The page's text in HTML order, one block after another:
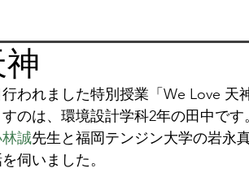
われました特別授業「We Love 天
のは、環境設計学科2年の田中です
誠先生と福岡テンジン大学の岩永
伺いました。